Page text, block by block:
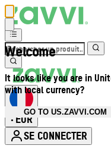
Welcome
It looks like you are in
with local currency?
GO TO US.ZAVVI.COM
• EUR
SE CONNECTER